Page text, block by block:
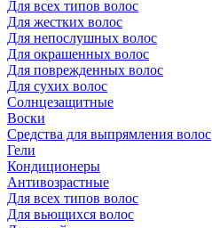
Для всех типов волос
Для жестких волос
Для непослушных волос
Для окрашенных волос
Для поврежденных волос
Для сухих волос
Солнцезащитные
Воски
Средства для выпрямления волос
Гели
Кондиционеры
Антивозрастные
Для всех типов волос
Для вьющихся волос